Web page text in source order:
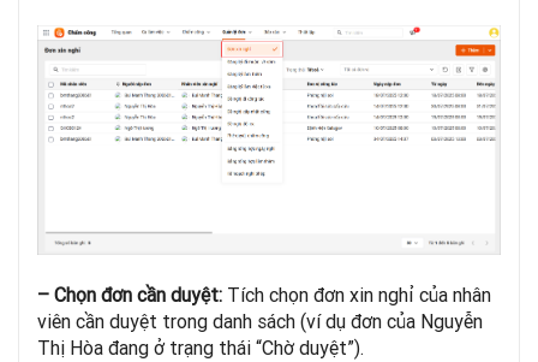
– Chọn đơn cần duyệt: Tích chọn đơn xin nghỉ của nhân
viên cần duyệt trong danh sách (ví dụ đơn của Nguyễn
Thị Hòa đang ở trạng thái “Chờ duyệt”).